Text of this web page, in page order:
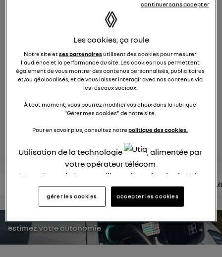
Megane E-Tech électrique
électriques RENAULT
2119membres
nouvelle ère 100% électrique
posez une question
lire les questions lire les articles consultez la brochure
estimez votre autonomie
Les cookies, ça roule
Notre site etses partenairesutilisent des cookies pour mesurer
l'audience et la performance du site. Les cookies nous permettent
également de vous montrer des contenus personnalisés, publicitaires
et/ou géolocalisés, et de vous laisser interagir avec nos contenus via
les réseaux sociaux.
À tout moment, vous pourrez modifier vos choix dans la rubrique
"Gérer mes cookies" de notre site.
Pour en savoir plus, consultez notrepolitique des cookies.
Utilisation de la technologie
, alimentée par
votre opérateur télécom
Nous, Renault Group, utilisons la technologie Utiq
pour nos activités digitales (telles que décrites
dans cette notice de consentement) et liées à
utilisez une connexion internet fournie parun
opérateur télécom participantet que vous
consentez sur chaque site).
gérer les cookies accepter les cookies
continuer sans accepter